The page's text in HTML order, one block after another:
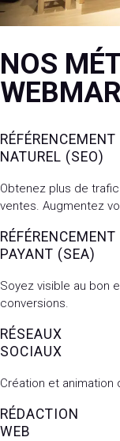
NOS
RÉFÉRENCEMENT
NATUREL (SEO)
Obtenez plus de
ventes. Augmentez
RÉFÉRENCEMENT
PAYANT (SEA)
Soyez visible au bon
conversions.
RÉSEAUX
SOCIAUX
Création et animation
RÉDACTION
WEB